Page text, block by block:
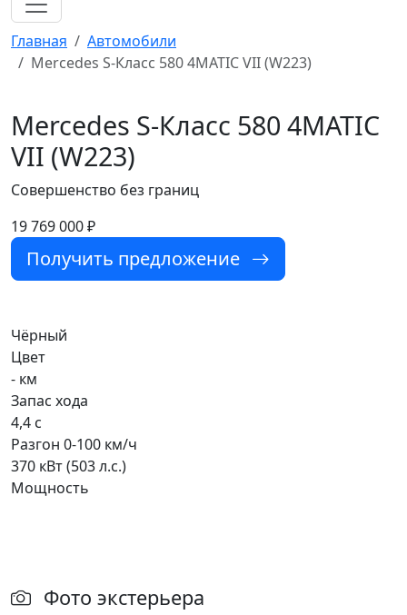
Главная
Автомобили
Mercedes S-Класс 580 4MATIC VII (W223)
Mercedes S-Класс 580 4MATIC
VII (W223)
Совершенство без границ
19 769 000 ₽
Получить предложение
Чёрный
Цвет
- км
Запас хода
4,4 с
Разгон 0-100 км/ч
370 кВт (503 л.с.)
Мощность
Фото экстерьера